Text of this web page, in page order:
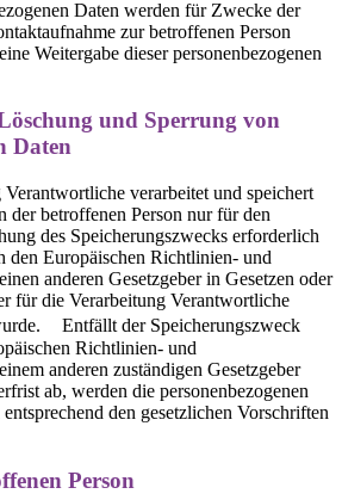
Daten werden für Zwecke der
zur betroffenen Person
Weitergabe dieser personenbezogenen
und Sperrung von
Daten
verarbeitet und speichert
der betroffenen Person nur für den
des Speicherungszwecks erforderlich
den Europäischen Richtlinien- und
anderen Gesetzgeber in Gesetzen oder
für die Verarbeitung Verantwortliche
Entfällt der Speicherungszweck
Richtlinien- und
anderen zuständigen Gesetzgeber
ab, werden die personenbezogenen
den gesetzlichen Vorschriften
Person